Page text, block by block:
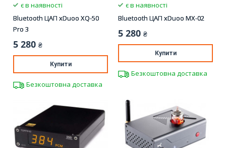
є в наявності
Bluetooth ЦАП xDuoo XQ-50
Pro 3
5 280 ₴
Купити
Безкоштовна доставка
є в наявності
Bluetooth ЦАП xDuoo MX-02
5 280 ₴
Купити
Безкоштовна доставка